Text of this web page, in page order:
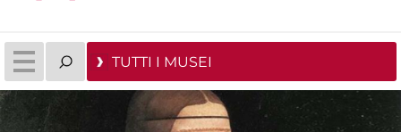
TUTTI I MUSEI